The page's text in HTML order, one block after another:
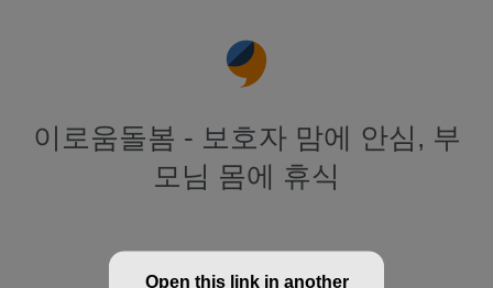
이로움돌봄 - 보호자 맘에 안심, 부
모님 몸에 휴식